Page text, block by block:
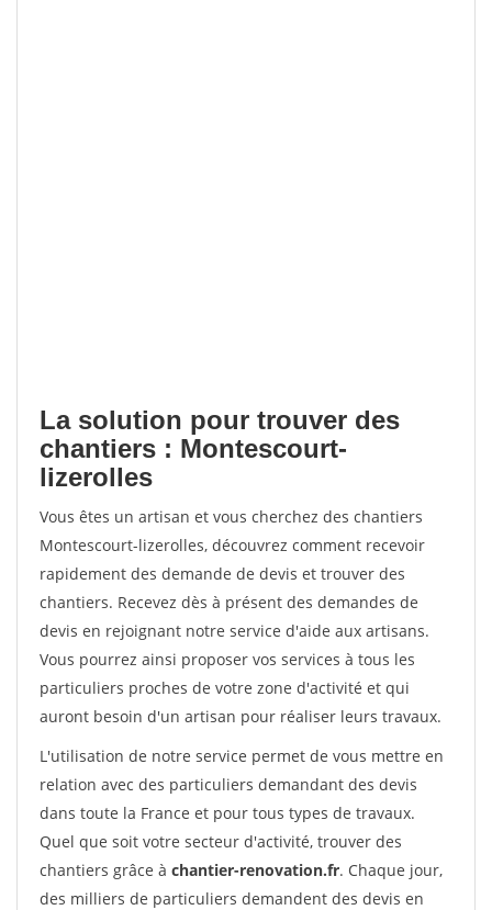
La solution pour trouver des
chantiers : Montescourt-
lizerolles
Vous êtes un artisan et vous cherchez des chantiers
Montescourt-lizerolles, découvrez comment recevoir
rapidement des demande de devis et trouver des
chantiers. Recevez dès à présent des demandes de
devis en rejoignant notre service d'aide aux artisans.
Vous pourrez ainsi proposer vos services à tous les
particuliers proches de votre zone d'activité et qui
auront besoin d'un artisan pour réaliser leurs travaux.
L'utilisation de notre service permet de vous mettre en
relation avec des particuliers demandant des devis
dans toute la France et pour tous types de travaux.
Quel que soit votre secteur d'activité, trouver des
chantiers grâce à chantier-renovation.fr. Chaque jour,
des milliers de particuliers demandent des devis en